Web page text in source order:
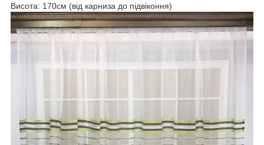
Висота: 170см (від карниза до підвіконня)